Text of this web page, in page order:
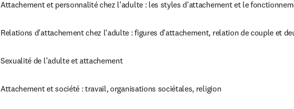
Attachement et personnalité chez l'adulte : les styles d'attachement et le
Relations d'attachement chez l'adulte : figures d'attachement, relation de couple et
Sexualité de l'adulte et attachement
Attachement et société : travail, organisations sociétales, religion